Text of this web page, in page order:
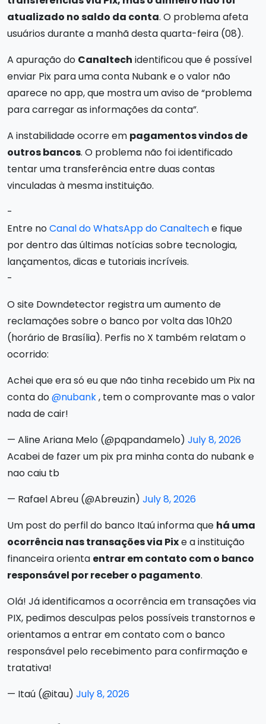
atualizado no saldo da conta. O problema afeta
usuários durante a manhã desta quarta-feira (08).
A apuração do Canaltech identificou que é possível
enviar Pix para uma conta Nubank e o valor não
aparece no app, que mostra um aviso de “problema
para carregar as informações da conta”.
A instabilidade ocorre em pagamentos vindos de
outros bancos. O problema não foi identificado
tentar uma transferência entre duas contas
vinculadas à mesma instituição.
-
Entre noCanal do WhatsApp do Canalteche fique
por dentro das últimas notícias sobre tecnologia,
lançamentos, dicas e tutoriais incríveis.
-
O site Downdetector registra um aumento de
reclamações sobre o banco por volta das 10h20
(horário de Brasília). Perfis no X também relatam o
ocorrido:
Achei que era só eu que não tinha recebido um Pix na
conta do@nubank, tem o comprovante mas o valor
nada de cair!
— Aline Ariana Melo (@pqpandamelo) July 8, 2026
Acabei de fazer um pix pra minha conta do nubank e
nao caiu tb
— Rafael Abreu (@Abreuzin) July 8, 2026
Um post do perfil do banco Itaú informa que há uma
ocorrência nas transações via Pixe a instituição
financeira orienta entrar em contato com o banco
responsável por receber o pagamento.
Olá! Já identificamos a ocorrência em transações via
PIX, pedimos desculpas pelos possíveis transtornos e
orientamos a entrar em contato com o banco
responsável pelo recebimento para confirmação e
tratativa!
— Itaú (@itau) July 8, 2026